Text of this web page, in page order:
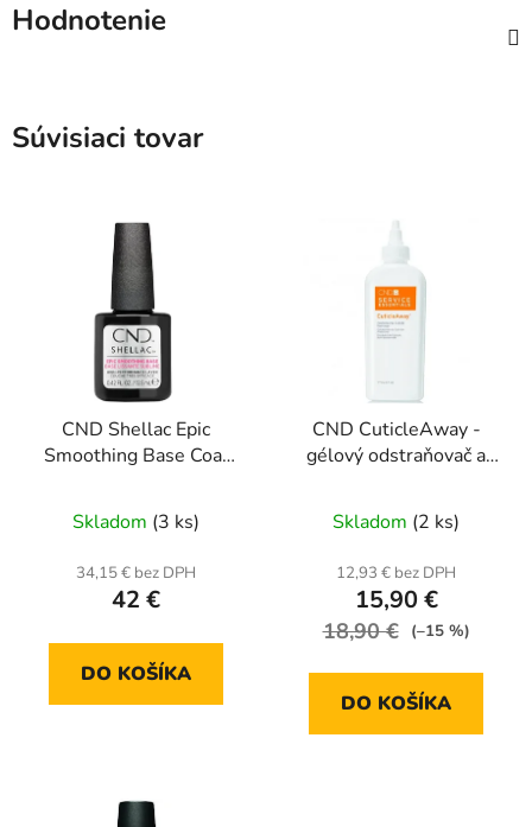
Hodnotenie
Súvisiaci tovar
CND Shellac Epic
Smoothing Base Coat
Skladom (3 ks)
34,15 € bez DPH
42 €
DO KOŠÍKA
CND CuticleAway -
gélový odstraňovač a
Skladom (2 ks)
12,93 € bez DPH
15,90 €
18,90 € (–15 %)
DO KOŠÍKA